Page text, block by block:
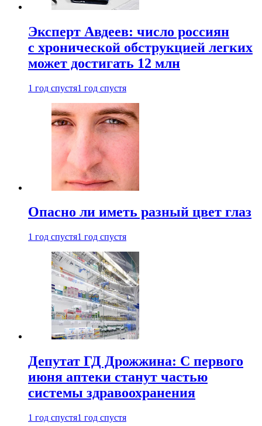
Эксперт Авдеев: число россиян
с хронической обструкцией легких
может достигать 12 млн
1 год спустя1 год спустя
Опасно ли иметь разный цвет глаз
1 год спустя1 год спустя
Депутат ГД Дрожжина: С первого
июня аптеки станут частью
системы здравоохранения
1 год спустя1 год спустя